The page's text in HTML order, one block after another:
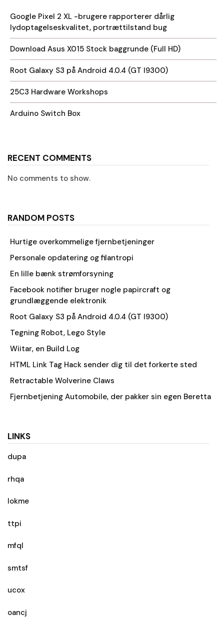
Google Pixel 2 XL -brugere rapporterer dårlig
lydoptagelseskvalitet, portrættilstand bug
Download Asus X015 Stock baggrunde (Full HD)
Root Galaxy S3 på Android 4.0.4 (GT I9300)
25C3 Hardware Workshops
Arduino Switch Box
RECENT COMMENTS
No comments to show.
RANDOM POSTS
Hurtige overkommelige fjernbetjeninger
Personale opdatering og filantropi
En lille bænk strømforsyning
Facebook notifier bruger nogle papircraft og
grundlæggende elektronik
Root Galaxy S3 på Android 4.0.4 (GT I9300)
Tegning Robot, Lego Style
Wiitar, en Build Log
HTML Link Tag Hack sender dig til det forkerte sted
Retractable Wolverine Claws
Fjernbetjening Automobile, der pakker sin egen Beretta
LINKS
dupa
rhqa
lokme
ttpi
mfql
smtsf
ucox
oancj